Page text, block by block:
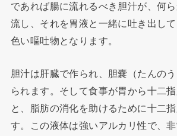
であれば腸に流れるべき胆汁が、何
流し、それを胃液と一緒に吐き出し
色い嘔吐物となります。
胆汁は肝臓で作られ、胆嚢（たんの
られます。そして食事が胃から十二
と、脂肪の消化を助けるために十二
す。この液体は強いアルカリ性で、